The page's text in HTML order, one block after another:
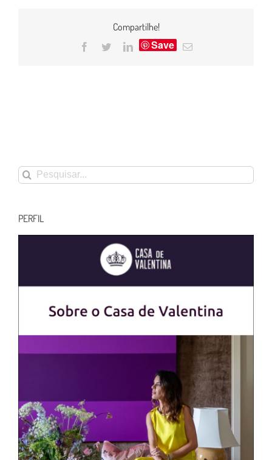
Compartilhe!
Facebook
TwitterLinkedIn
Save
E-
Buscar
resultados
PERFIL